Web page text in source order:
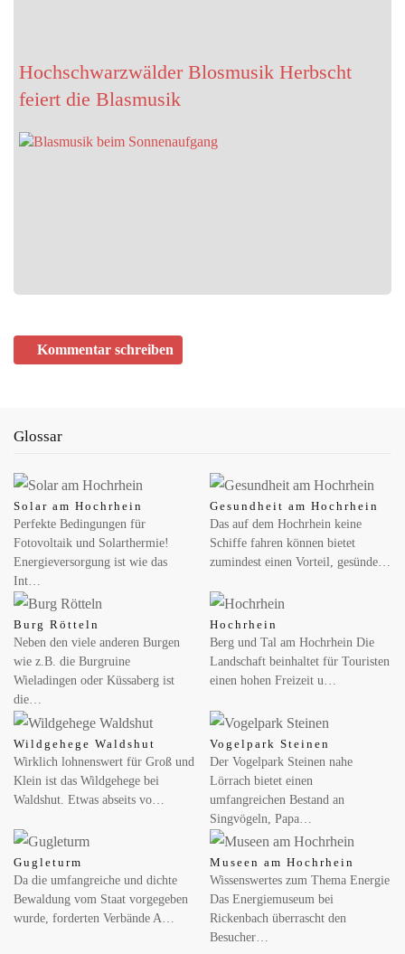
Zelt und Himmel ein Freiburg (pef). Urlaub bedeutet Erholung,
Hochschwarzwälder Blosmusik Herbscht
feiert die Blasmusik
Kommentar schreiben
Glossar
Solar am Hochrhein
Perfekte Bedingungen für
Fotovoltaik und Solarthermie!
Energieversorgung ist wie das
Int…
Gesundheit am Hochrhein
Das auf dem Hochrhein keine
Schiffe fahren können bietet
zumindest einen Vorteil, gesünde…
Burg Rötteln
Neben den viele anderen Burgen
wie z.B. die Burgruine
Wieladingen oder Küssaberg ist
die…
Hochrhein
Berg und Tal am Hochrhein Die
Landschaft beinhaltet für Touristen
einen hohen Freizeit u…
Wildgehege Waldshut
Wirklich lohnenswert für Groß und
Klein ist das Wildgehege bei
Waldshut. Etwas abseits vo…
Vogelpark Steinen
Der Vogelpark Steinen nahe
Lörrach bietet einen
umfangreichen Bestand an
Singvögeln, Papa…
Gugleturm
Da die umfangreiche und dichte
Bewaldung vom Staat vorgegeben
wurde, forderten Verbände A…
Museen am Hochrhein
Wissenswertes zum Thema Energie
Das Energiemuseum bei
Rickenbach überrascht den
Besucher…